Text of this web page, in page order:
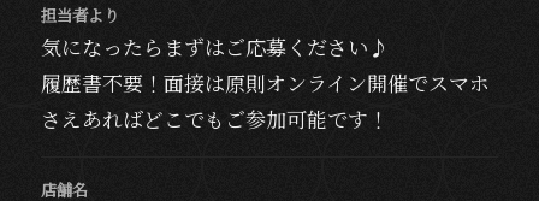
担当者より
気になったらまずはご応募ください♪
履歴書不要！面接は原則オンライン開催でスマホ
さえあればどこでもご参加可能です！
店舗名